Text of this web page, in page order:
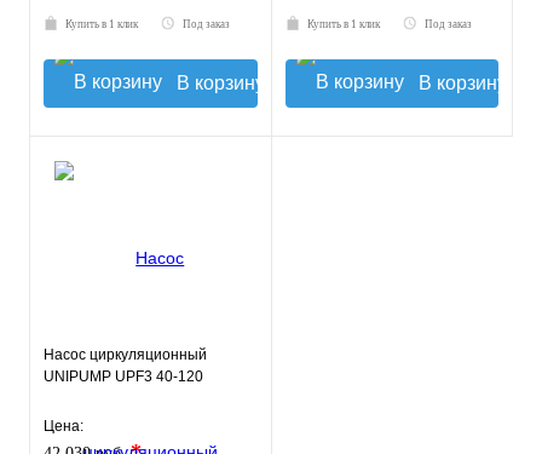
Купить в 1 клик Под заказ
В корзину
Купить в 1 клик Под заказ
В корзину
Насос циркуляционный
UNIPUMP UPF3 40-120
Цена: